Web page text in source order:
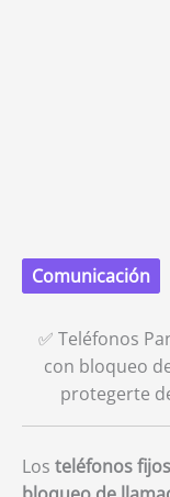
Comunicación
✅ Teléfonos
con bloqueo
protegerte
Los teléfonos fijos